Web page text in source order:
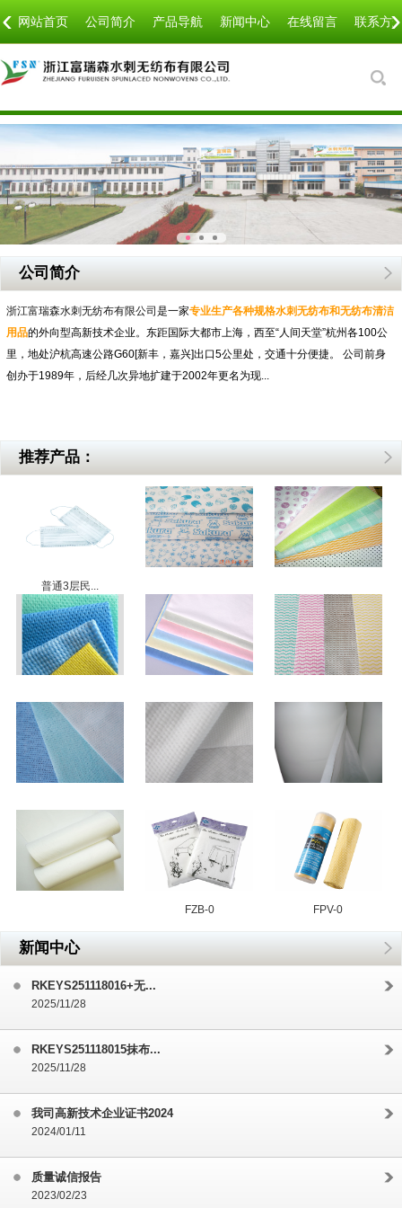
网站首页 公司简介 产品导航 新闻中心 在线留言 联系方
‹ ›
公司简介
浙江富瑞森水刺无纺布有限公司 是一家专业生产各种规格水刺无纺布和无纺布清洁
用品的外向型高新技术企业。东距国际大都市上海，西至“人间天堂”杭州各100公
里，地处沪杭高速公路G60[新丰，嘉兴]出口5公里处，交通十分便捷。 公司前身
创办于1989年，后经几次异地扩建于2002年更名为现...
推荐产品：
普通3层民...
FZB-0 FPV-0
新闻中心
RKEYS251118016+无...
2025/11/28
RKEYS251118015抹布...
2025/11/28
我司高新技术企业证书2024
2024/01/11
质量诚信报告
2023/02/23